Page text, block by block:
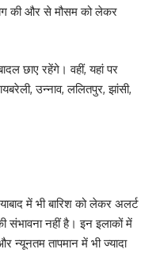
की और से मौसम को लेकर
छाए रहेंगे। वहीं, यहां पर
उन्नाव, ललितपुर, झांसी,
में भी बारिश को लेकर अलर्ट
संभावना नहीं है। इन इलाकों में
न्यूनतम तापमान में भी ज्यादा